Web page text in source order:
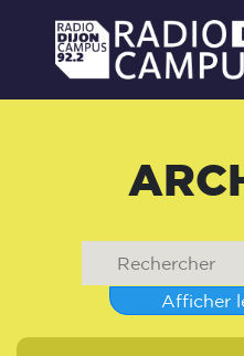
Afficher